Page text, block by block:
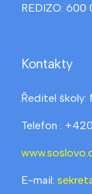
REDIZO: 600
Kontakty
Ředitel školy:
Telefon :
E-mail: